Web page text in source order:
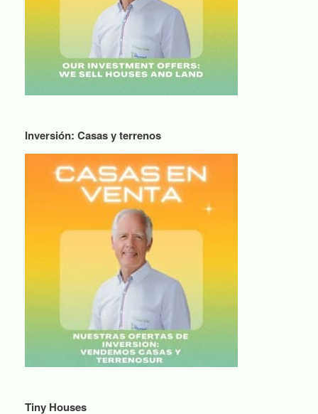
Inversión: Casas y terrenos
Tiny Houses